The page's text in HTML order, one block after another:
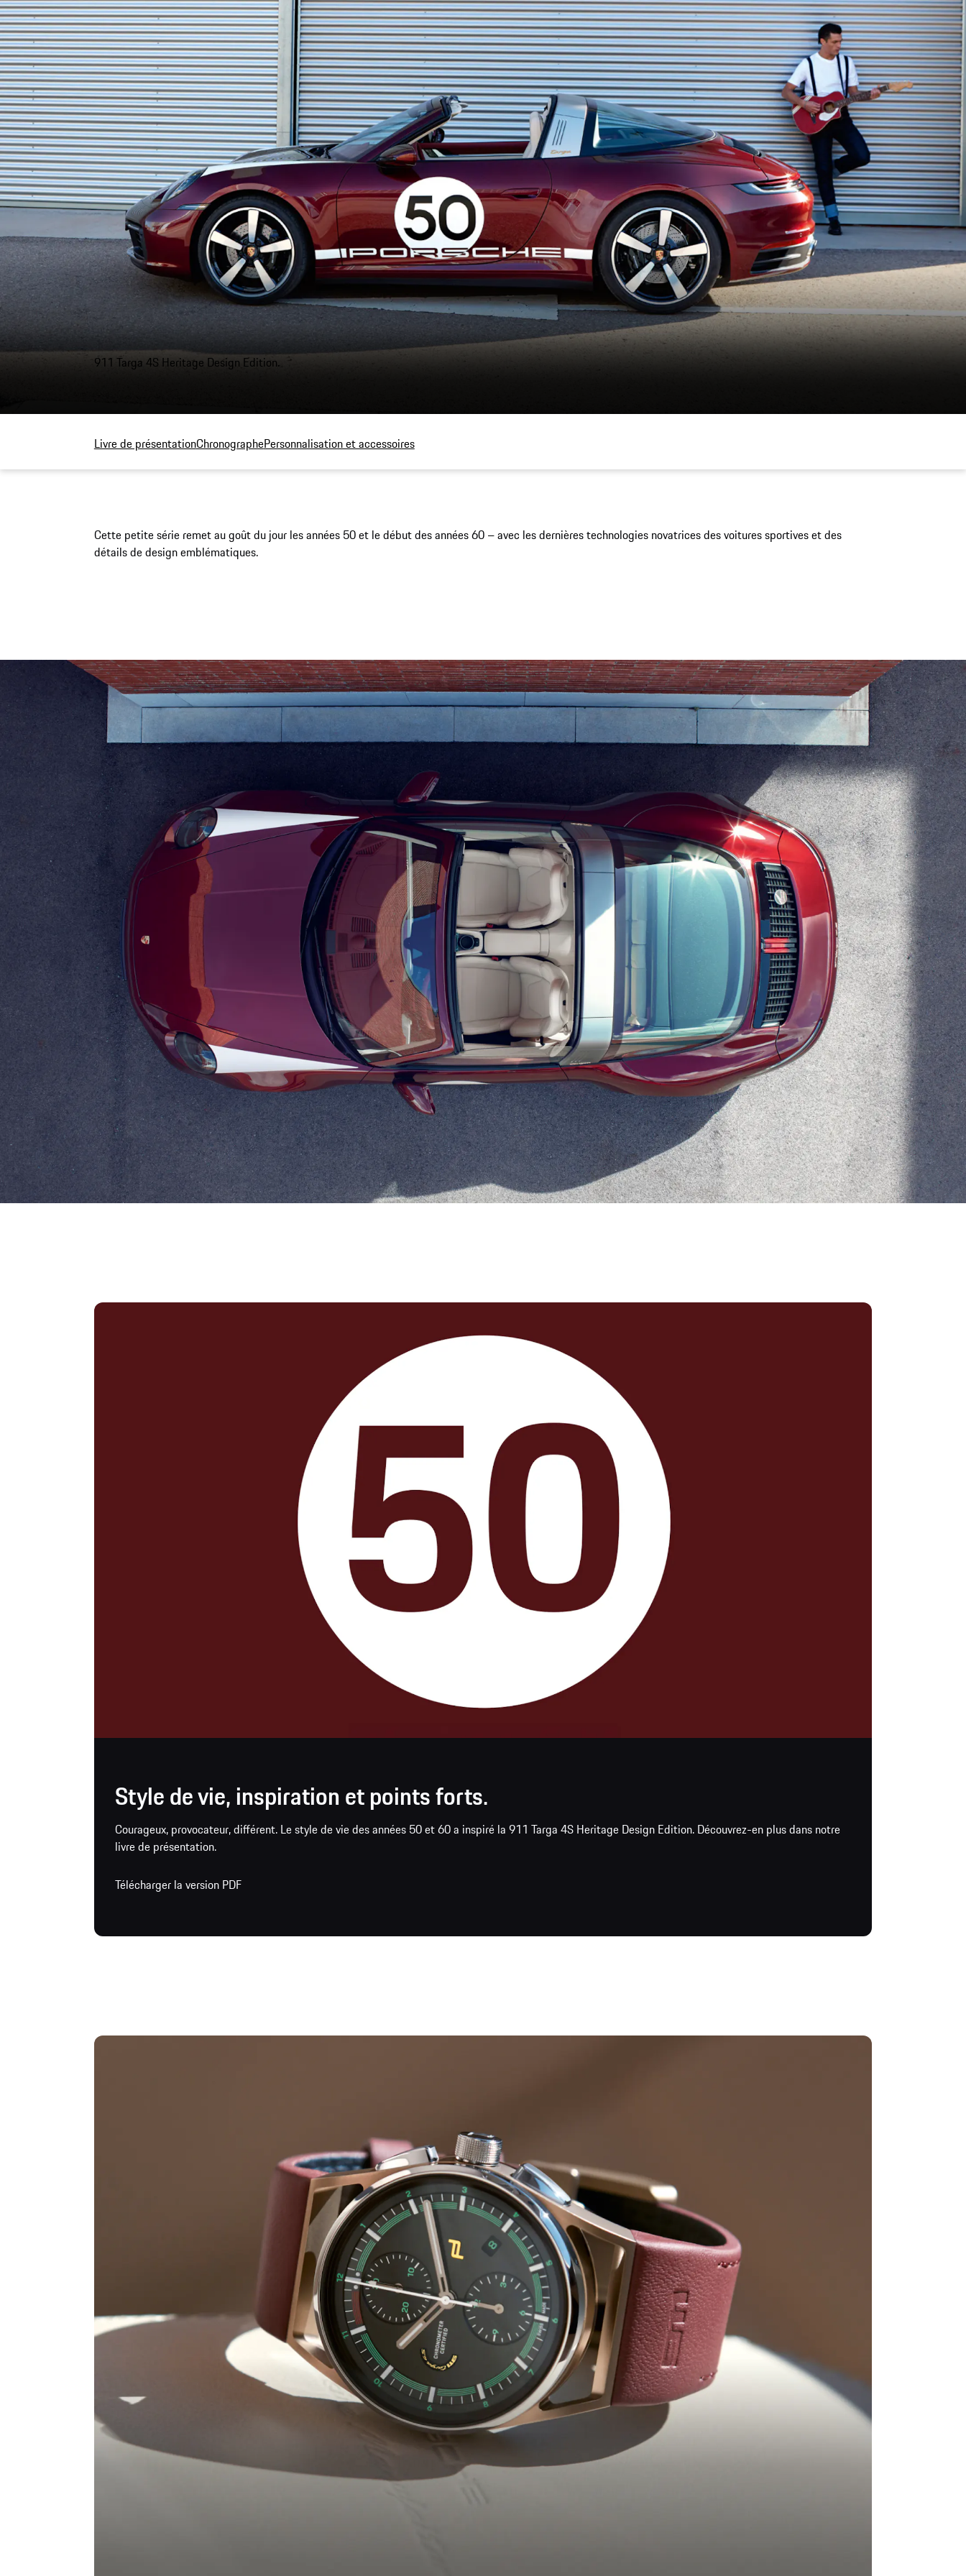
911 Targa 4S Heritage Design Edition.
Livre de présentationChronographePersonnalisation et accessoires
Cette petite série remet au goût du jour les années 50 et le début des années 60 – avec les dernières technologies novatrices des voitures sportives et des
détails de design emblématiques.
Style de vie, inspiration et points forts.
Courageux, provocateur, différent. Le style de vie des années 50 et 60 a inspiré la 911 Targa 4S Heritage Design Edition. Découvrez-en plus dans notre
livre de présentation.
Télécharger la version PDF